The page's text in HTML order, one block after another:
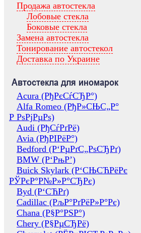
Продажа автостекла
Лобовые стекла
Боковые стекла
Замена автостекла
Тонирование автостекол
Доставка по Украине
Автостекла для иномарок
Acura (РђРєСѓСЂР°)
Alfa Romeo (РђР»СЊС„Р°
Р РѕРјРµРѕ)
Audi (РђСѓРґРё)
Avia (РђРІРёР°)
Bedford (Р‘РµРґС„РѕСЂРґ)
BMW (Р‘РњР’)
Buick Skylark (Р‘СЊСЋРёРє
РЎРєР°Р№Р»Р°СЂРє)
Byd (Р‘СЋРґ)
Cadillac (РљР°РґРёР»Р°Рє)
Chana (Р§Р°РЅР°)
Chery (Р§РµСЂРё)